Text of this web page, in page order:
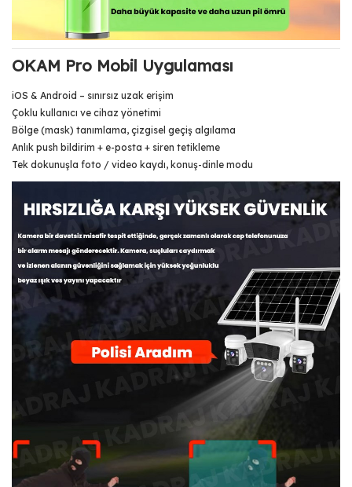
OKAM Pro Mobil Uygulaması
iOS & Android – sınırsız uzak erişim
Çoklu kullanıcı ve cihaz yönetimi
Bölge (mask) tanımlama, çizgisel geçiş algılama
Anlık push bildirim + e-posta + siren tetikleme
Tek dokunuşla foto / video kaydı, konuş-dinle modu